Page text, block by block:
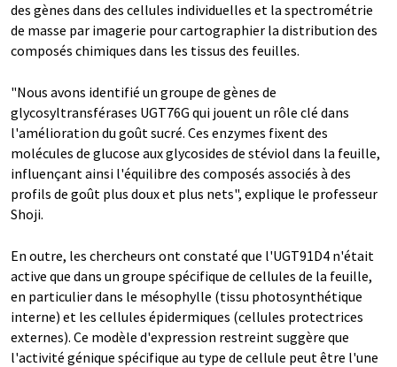
des gènes dans des cellules individuelles et la spectrométrie
de masse par imagerie pour cartographier la distribution des
composés chimiques dans les tissus des feuilles.
"Nous avons identifié un groupe de gènes de
glycosyltransférases UGT76G qui jouent un rôle clé dans
l'amélioration du goût sucré. Ces enzymes fixent des
molécules de glucose aux glycosides de stéviol dans la feuille,
influençant ainsi l'équilibre des composés associés à des
profils de goût plus doux et plus nets", explique le professeur
Shoji.
En outre, les chercheurs ont constaté que l'UGT91D4 n'était
active que dans un groupe spécifique de cellules de la feuille,
en particulier dans le mésophylle (tissu photosynthétique
interne) et les cellules épidermiques (cellules protectrices
externes). Ce modèle d'expression restreint suggère que
l'activité génique spécifique au type de cellule peut être l'une